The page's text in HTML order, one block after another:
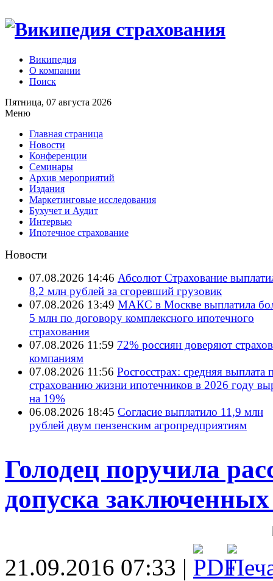
Википедия
О компании
Поиск
Пятница, 07 августа 2026
Меню
Главная страница
Новости
Конференции
Семинары
Архив мероприятий
Издания
Маркетинговые исследования
Бухучет и Аудит
Интервью
Ипотечное страхование
Новости
07.08.2026 14:46 Абсолют Страхование
8,2 млн рублей за сгоревший грузовик
07.08.2026 13:49 МАКС в Москве выплатила
5 млн по договору комплексного ипотечного
страхования
07.08.2026 11:59 72% россиян доверяют
компаниям
07.08.2026 11:56 Росгосстрах: средняя выплата
страхованию жизни ипотечников в 2026 году
на 19%
06.08.2026 18:45 Согласие выплатило 11,9 млн
рублей двум пензенским агропредприятиям
Голодец поручила
допуска
21.09.2016 07:33 |